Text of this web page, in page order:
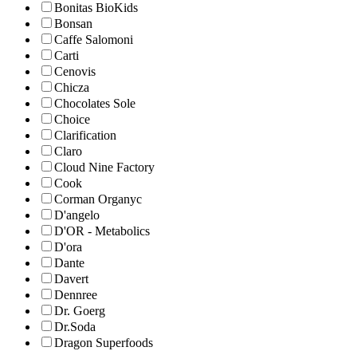
Bonitas BioKids
Bonsan
Caffe Salomoni
Carti
Cenovis
Chicza
Chocolates Sole
Choice
Clarification
Claro
Cloud Nine Factory
Cook
Corman Organyc
D'angelo
D'OR - Metabolics
D'ora
Dante
Davert
Dennree
Dr. Goerg
Dr.Soda
Dragon Superfoods